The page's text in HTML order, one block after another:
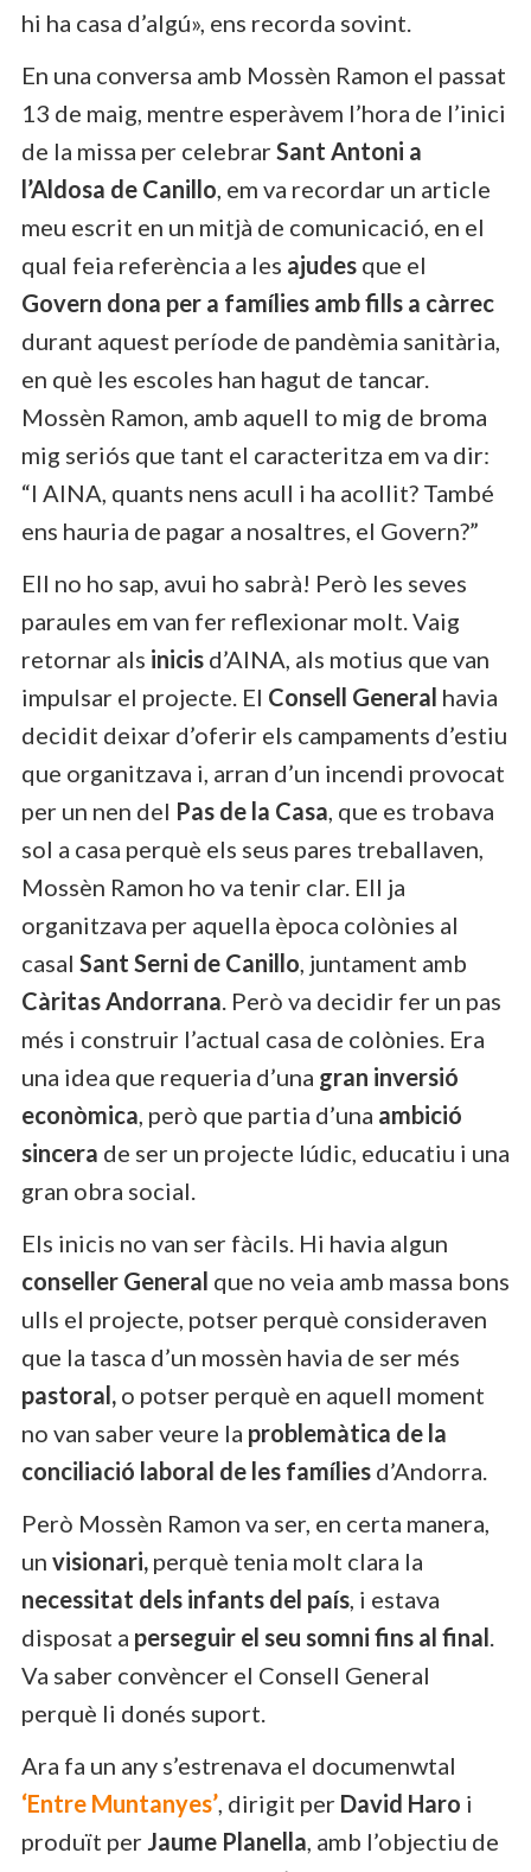
hi ha casa d’algú», ens recorda sovint.
En una conversa amb Mossèn Ramon el passat
13 de maig, mentre esperàvem l’hora de l’inici
de la missa per celebrarSant Antoni a
l’Aldosa de Canillo, em va recordar un article
meu escrit en un mitjà de comunicació, en el
qual feia referència a les ajudes que el
Govern dona per a famílies amb fills a càrrec
durant aquest període de pandèmia sanitària,
en què les escoles han hagut de tancar.
Mossèn Ramon, amb aquell to mig de broma
mig seriós que tant el caracteritza em va dir:
“I AINA, quants nens acull i ha acollit? També
ens hauria de pagar a nosaltres, el Govern?”
Ell no ho sap, avui ho sabrà! Però les seves
paraules em van fer reflexionar molt. Vaig
retornar als inicis d’AINA, als motius que van
impulsar el projecte. El Consell General havia
decidit deixar d’oferir els campaments d’estiu
que organitzava i, arran d’un incendi provocat
per un nen del Pas de la Casa, que es trobava
sol a casa perquè els seus pares treballaven,
Mossèn Ramon ho va tenir clar. Ell ja
organitzava per aquella època colònies al
casal Sant Serni de Canillo, juntament amb
Càritas Andorrana. Però va decidir fer un pas
més i construir l’actual casa de colònies. Era
una idea que requeria d’una gran inversió
econòmica, però que partia d’una ambició
sincera de ser un projecte lúdic, educatiu i una
gran obra social.
Els inicis no van ser fàcils. Hi havia algun
conseller General que no veia amb massa bons
ulls el projecte, potser perquè consideraven
que la tasca d’un mossèn havia de ser més
pastoral, o potser perquè en aquell moment
no van saber veure la problemàtica de la
conciliació laboral de les famílies d’Andorra.
Però Mossèn Ramon va ser, en certa manera,
un visionari, perquè tenia molt clara la
necessitat dels infants del país, i estava
disposat a perseguir el seu somni fins al final.
Va saber convèncer el Consell General
perquè li donés suport.
Ara fa un any s’estrenava el documenwtal
‘Entre Muntanyes’, dirigit per David Haro i
produït per Jaume Planella, amb l’objectiu de